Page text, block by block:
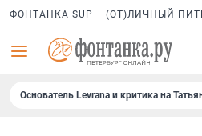
ФОНТАНКА SUP (ОТ)ЛИЧНЫЙ
Основатель Levrana и критика на